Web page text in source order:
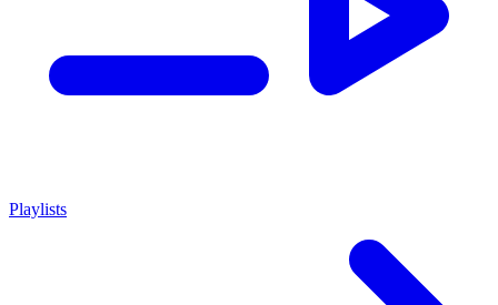
Playlists